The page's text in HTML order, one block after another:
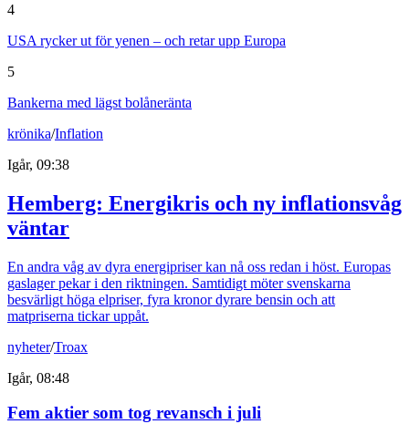
4
USA rycker ut för yenen – och retar upp Europa
5
Bankerna med lägst bolåneränta
krönika/Inflation
Igår, 09:38
Hemberg: Energikris och ny inflationsvåg
väntar
En andra våg av dyra energipriser kan nå oss redan i höst. Europas
gaslager pekar i den riktningen. Samtidigt möter svenskarna
besvärligt höga elpriser, fyra kronor dyrare bensin och att
matpriserna tickar uppåt.
nyheter/Troax
Igår, 08:48
Fem aktier som tog revansch i juli